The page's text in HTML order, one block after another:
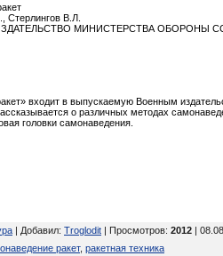
Стерлингов В.Л.
МИНИСТЕРСТВА ОБОРОНЫ
входит в выпускаемую Военным
о различных методах
головки самонаведения.
| Добавил: Troglodit | Просмотров: 2012 |
ракет, ракетная техника